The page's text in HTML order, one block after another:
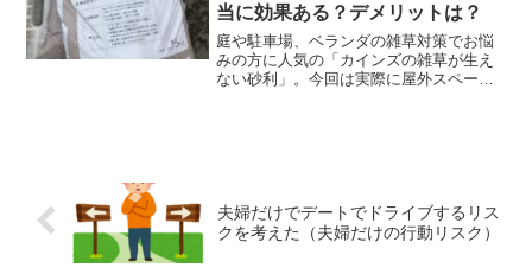
当に効果ある？デメリットは？
庭や駐車場、ベランダの雑草対策でお悩
みの方に人気の「カインズの雑草が生え
ない砂利」。今回は実際に屋外スペース
夫婦だけでデートでドライブするリス
クを考えた（夫婦だけの行動リスク）